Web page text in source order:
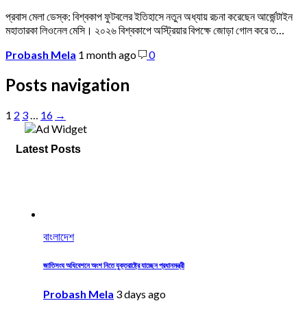
প্রবাস মেলা ডেস্ক: বিশ্বকাপ ফুটবলের ইতিহাসে নতুন অধ্যায় রচনা করেছেন আর্জেন্টাইন
মহাতারকা লিওনেল মেসি। ২০২৬ বিশ্বকাপে অস্ট্রিয়ার বিপক্ষে জোড়া গোল করে ত…
Probash Mela 1 month ago 0
Posts navigation
1 2 3… 16 →
Latest Posts
বাংলাদেশ
জাতিসংঘ অধিবেশনে অংশ নিতে যুক্তরাষ্ট্রে যাচ্ছেন প্রধানমন্ত্রী
Probash Mela 3 days ago